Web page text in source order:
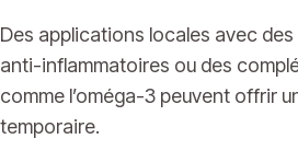
Des applications locales avec
anti-inflammatoires ou des
comme l’oméga-3 peuvent offrir
temporaire.